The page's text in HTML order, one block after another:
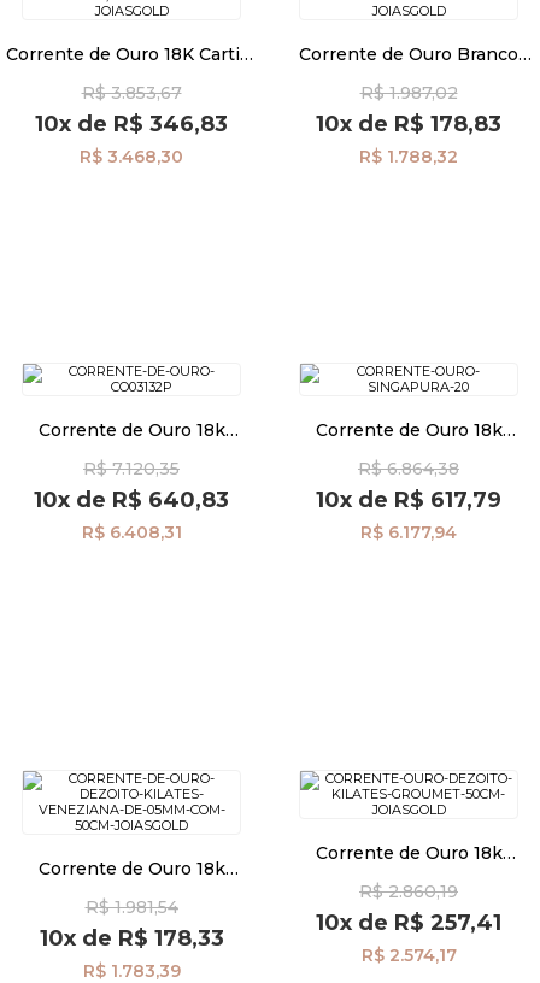
Corrente de Ouro 18K Cartier
co01845
R$ 3.853,67
10x de R$ 346,83
R$ 3.468,30
Corrente de Ouro Branco
com 50cm co02706
R$ 1.987,02
10x de R$ 178,83
R$ 1.788,32
Corrente de Ouro 18k
co03131
R$ 7.120,35
10x de R$ 640,83
R$ 6.408,31
Corrente de Ouro 18k
45cm co01113
R$ 6.864,38
10x de R$ 617,79
R$ 6.177,94
Corrente de Ouro 18k
50cm co01327
R$ 1.981,54
10xde R$ 178,33
R$ 1.783,39
Corrente de Ouro 18k
co01053
R$ 2.860,19
10x de R$ 257,41
R$ 2.574,17